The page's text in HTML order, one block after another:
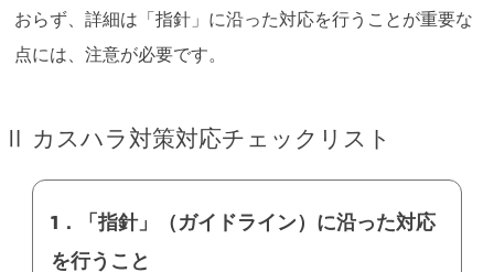
おらず、詳細は「指針」に沿った対応を行うことが重要な
点には、注意が必要です。
Ⅱ カスハラ対策対応チェックリスト
1．「指針」（ガイドライン）に沿った対応
を行うこと